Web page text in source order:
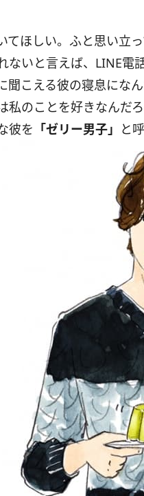
てほしい。ふと思い立
ないと言えば、LINE電
聞こえる彼の寝息にな
私のことを好きなんだ
彼を 「ゼリー男子」 と